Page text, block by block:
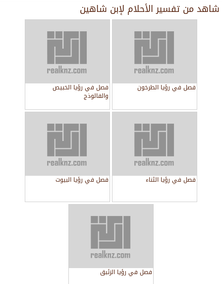
شاهد من تفسير الأحلام لإبن شاهين
فصل في رؤيا الطرخون فصل في رؤيا الخبيص
والفالوذج
فصل في رؤيا الثناء فصل في رؤيا البيوت
فصل في رؤيا الزئبق